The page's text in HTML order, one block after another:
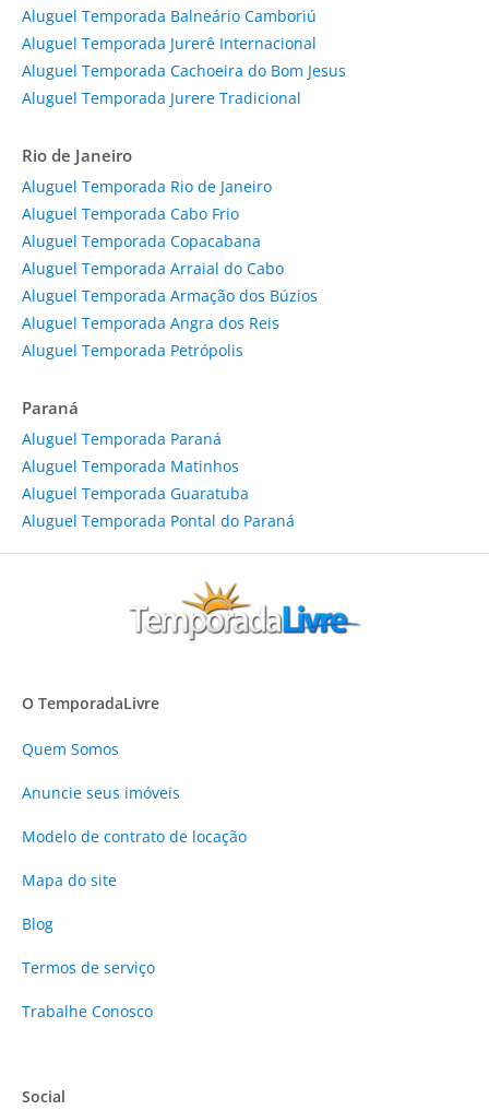
Aluguel Temporada Balneário Camboriú
Aluguel Temporada Jurerê Internacional
Aluguel Temporada Cachoeira do Bom Jesus
Aluguel Temporada Jurere Tradicional
Rio de Janeiro
Aluguel Temporada Rio de Janeiro
Aluguel Temporada Cabo Frio
Aluguel Temporada Copacabana
Aluguel Temporada Arraial do Cabo
Aluguel Temporada Armação dos Búzios
Aluguel Temporada Angra dos Reis
Aluguel Temporada Petrópolis
Paraná
Aluguel Temporada Paraná
Aluguel Temporada Matinhos
Aluguel Temporada Guaratuba
Aluguel Temporada Pontal do Paraná
O TemporadaLivre
Quem Somos
Anuncie seus imóveis
Modelo de contrato de locação
Mapa do site
Blog
Termos de serviço
Trabalhe Conosco
Social